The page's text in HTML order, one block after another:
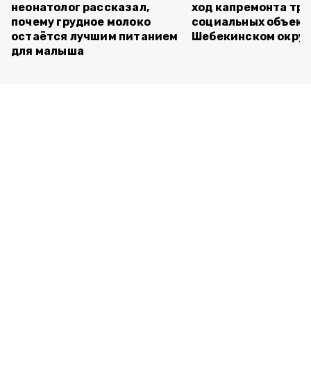
неонатолог рассказал,
почему грудное молоко
остаётся лучшим питанием
для малыша
ход капремонта
социальных
Шебекинском